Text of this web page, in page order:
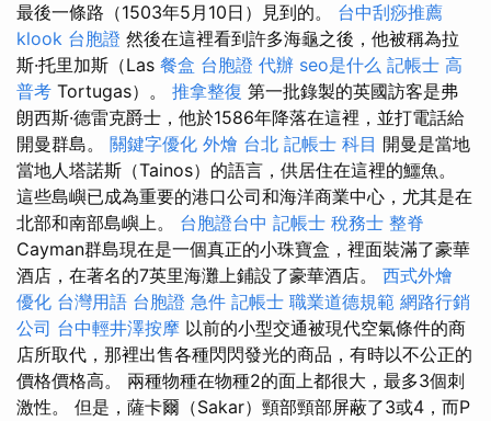
最後一條路（1503年5月10日）見到的。 台中刮痧推薦
klook 台胞證 然後在這裡看到許多海龜之後，他被稱為拉
斯·托里加斯（Las 餐盒 台胞證 代辦 seo是什么 記帳士 高
普考 Tortugas）。 推拿整復 第一批錄製的英國訪客是弗
朗西斯·德雷克爵士，他於1586年降落在這裡，並打電話給
開曼群島。 關鍵字優化 外燴 台北 記帳士 科目 開曼是當地
當地人塔諾斯（Tainos）的語言，供居住在這裡的鱷魚。
這些島嶼已成為重要的港口公司和海洋商業中心，尤其是在
北部和南部島嶼上。 台胞證台中 記帳士 稅務士 整脊
Cayman群島現在是一個真正的小珠寶盒，裡面裝滿了豪華
酒店，在著名的7英里海灘上鋪設了豪華酒店。 西式外燴
優化 台灣用語 台胞證 急件 記帳士 職業道德規範 網路行銷
公司 台中輕井澤按摩 以前的小型交通被現代空氣條件的商
店所取代，那裡出售各種閃閃發光的商品，有時以不公正的
價格價格高。 兩種物種在物種2的面上都很大，最多3個刺
激性。 但是，薩卡爾（Sakar）頸部頸部屏蔽了3或4，而P